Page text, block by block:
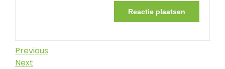
Berichtnavigatie
Previous
Post
Previous
Next
Next